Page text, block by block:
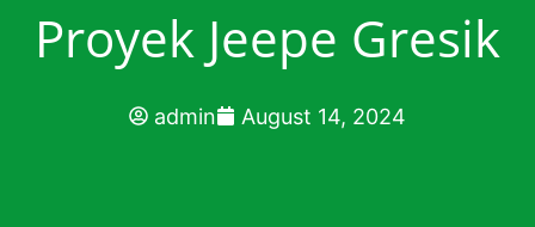
Proyek Jeepe Gresik
admin August 14, 2024